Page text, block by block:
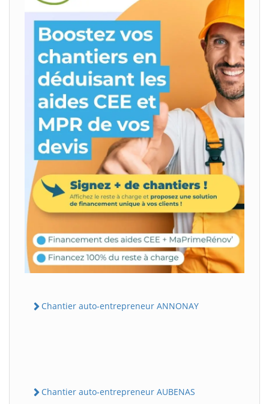
Chantier auto-entrepreneur ANNONAY
Chantier auto-entrepreneur AUBENAS